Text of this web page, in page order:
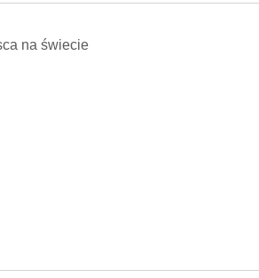
na świecie